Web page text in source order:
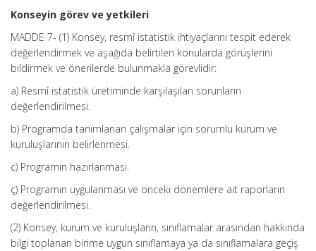
Konseyin görev ve yetkileri
MADDE 7- (1) Konsey, resmî istatistik ihtiyaçlarını tespit ederek
değerlendirmek ve aşağıda belirtilen konularda görüşlerini
bildirmek ve önerilerde bulunmakla görevlidir:
a) Resmî istatistik üretiminde karşılaşılan sorunların
değerlendirilmesi.
b) Programda tanımlanan çalışmalar için sorumlu kurum ve
kuruluşlarının belirlenmesi.
c) Programın hazırlanması.
ç) Programın uygulanması ve önceki dönemlere ait raporların
değerlendirilmesi.
(2) Konsey, kurum ve kuruluşların, sınıflamalar arasından hakkında
bilgi toplanan birime uygun sınıflamaya ya da sınıflamalara geçiş